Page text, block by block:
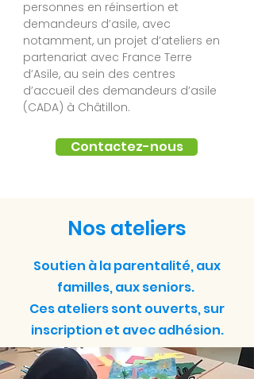
personnes en réinsertion et
demandeurs d’asile, avec
notamment, un projet d’ateliers en
partenariat avec France Terre
d’Asile, au sein des centres
d’accueil des demandeurs d’asile
(CADA) à Châtillon.​
Contactez-nous
Nos ateliers
Soutien à la parentalité, aux
familles, aux seniors.
Ces ateliers sont ouverts, sur
inscription et avec adhésion.